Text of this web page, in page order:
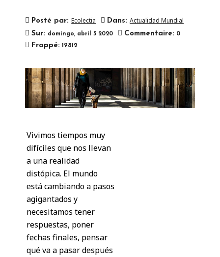
Posté par:Ecolectia Dans:Actualidad Mundial
Sur: domingo, abril5 2020 Commentaire: 0
 Frappé: 19812
Vivimos tiempos muy
difíciles que nos llevan
a una realidad
distópica. El mundo
está cambiando a pasos
agigantados y
necesitamos tener
respuestas, poner
fechas finales, pensar
qué va a pasar después